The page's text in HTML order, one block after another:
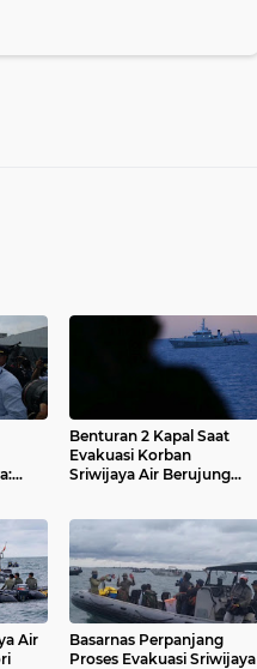
Benturan 2 Kapal Saat
Evakuasi Korban
Sriwijaya Air Berujung
Air
Basarnas Perpanjang
Proses Evakuasi Sriwijaya